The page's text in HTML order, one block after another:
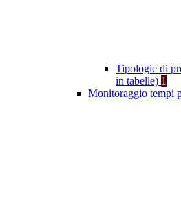
Tipologie di
in tabelle) 1
Monitoraggio tempi